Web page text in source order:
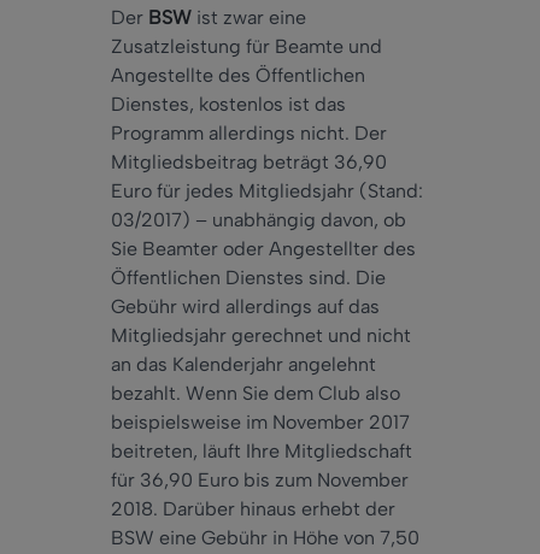
Der BSW ist zwar eine
Zusatzleistung für Beamte und
Angestellte des Öffentlichen
Dienstes, kostenlos ist das
Programm allerdings nicht. Der
Mitgliedsbeitrag beträgt 36,90
Euro für jedes Mitgliedsjahr (Stand:
03/2017) – unabhängig davon, ob
Sie Beamter oder Angestellter des
Öffentlichen Dienstes sind. Die
Gebühr wird allerdings auf das
Mitgliedsjahr gerechnet und nicht
an das Kalenderjahr angelehnt
bezahlt. Wenn Sie dem Club also
beispielsweise im November 2017
beitreten, läuft Ihre Mitgliedschaft
für 36,90 Euro bis zum November
2018. Darüber hinaus erhebt der
BSW eine Gebühr in Höhe von 7,50